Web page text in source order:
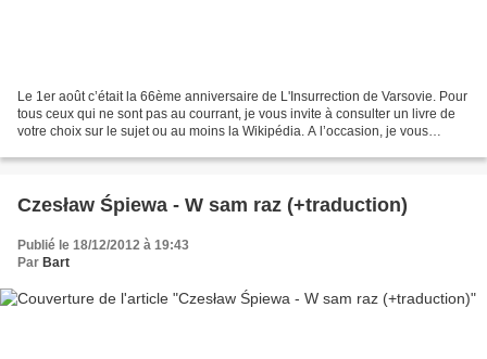
Le 1er août c’était la 66ème anniversaire de L'Insurrection de Varsovie. Pour
tous ceux qui ne sont pas au courrant, je vous invite à consulter un livre de
votre choix sur le sujet ou au moins la Wikipédia. A l’occasion, je vous
Czesław Śpiewa - W sam raz (+traduction)
Publié le 18/12/2012 à 19:43
Par Bart